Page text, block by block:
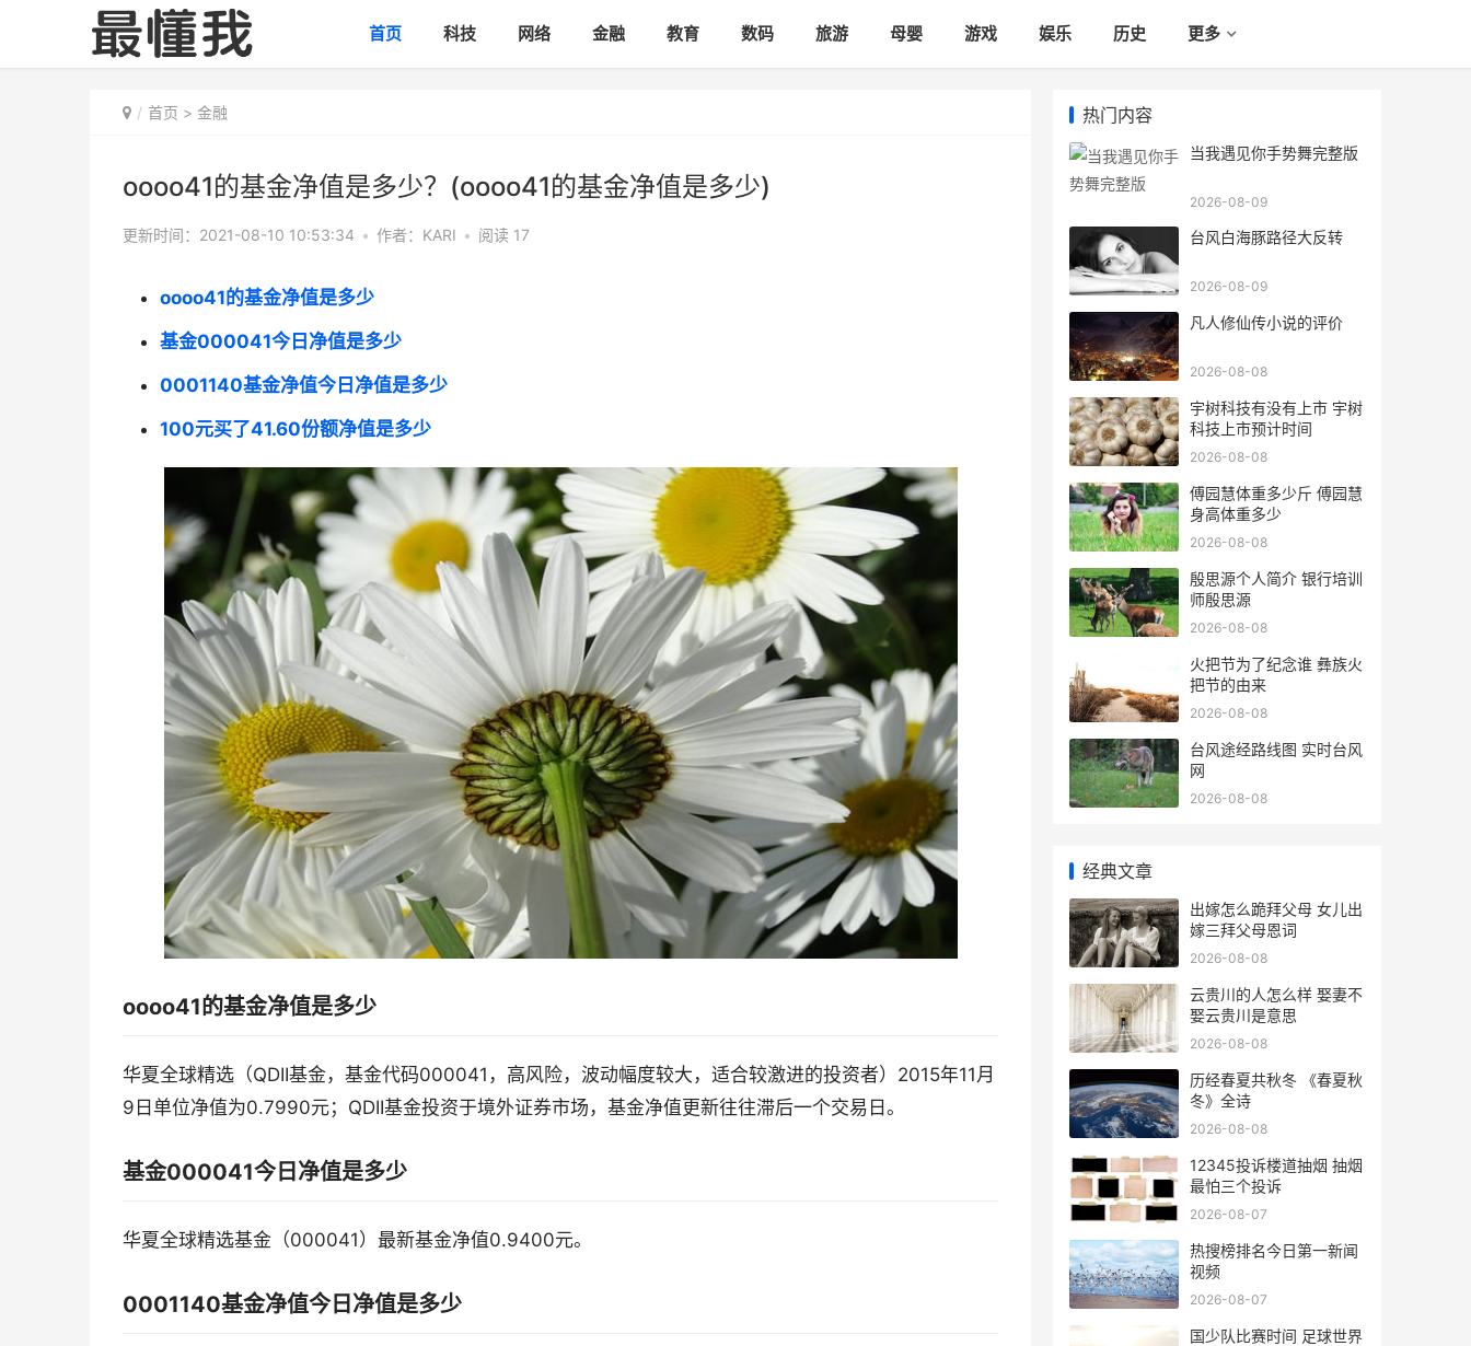
首页 科技 网络 金融 教育 数码 旅游 母婴 游戏 娱乐 历史 更多
首页 > 金融
oooo41的基金净值是多少？(oooo41的基金净值是多少)
更新时间：2021-08-10 10:53:34 • 作者：KARI • 阅读 17
oooo41的基金净值是多少
基金000041今日净值是多少
0001140基金净值今日净值是多少
100元买了41.60份额净值是多少
oooo41的基金净值是多少
华夏全球精选（QDII基金，基金代码000041，高风险，波动幅度较大，适合较激进的投资者）2015年11月
9日单位净值为0.7990元；QDII基金投资于境外证券市场，基金净值更新往往滞后一个交易日。
基金000041今日净值是多少
华夏全球精选基金（000041）最新基金净值0.9400元。
0001140基金净值今日净值是多少
热门内容
当我遇见你手势舞完整版
2026-08-09
台风白海豚路径大反转
2026-08-09
凡人修仙传小说的评价
2026-08-08
宇树科技有没有上市 宇树
科技上市预计时间
2026-08-08
傅园慧体重多少斤 傅园慧
身高体重多少
2026-08-08
殷思源个人简介 银行培训
师殷思源
2026-08-08
火把节为了纪念谁 彝族火
把节的由来
2026-08-08
台风途经路线图 实时台风
网
2026-08-08
经典文章
出嫁怎么跪拜父母 女儿出
嫁三拜父母恩词
2026-08-08
云贵川的人怎么样 娶妻不
娶云贵川是意思
2026-08-08
历经春夏共秋冬 《春夏秋
冬》全诗
2026-08-08
12345投诉楼道抽烟 抽烟
最怕三个投诉
2026-08-07
热搜榜排名今日第一新闻
视频
2026-08-07
国少队比赛时间 足球世界